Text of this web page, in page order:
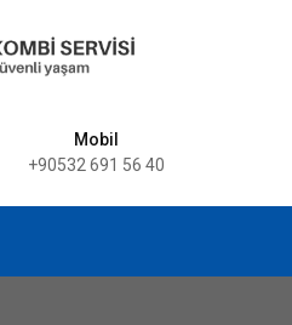
Mobil
+90532 691 56 40